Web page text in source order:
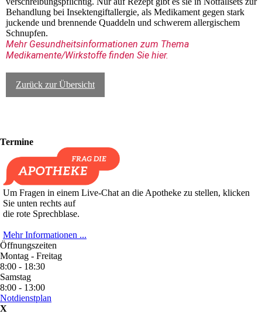
Zurück zur Übersicht
Behandlung bei Insektengiftallergie, als Medikament gegen stark
juckende und brennende Quaddeln und schwerem allergischem
Schnupfen.
Mehr Gesundheitsinformationen zum Thema
Medikamente/Wirkstoffe finden Sie hier.
Termine
Um Fragen in einem Live-Chat an die Apotheke zu stellen, klicken
Sie unten rechts auf
die rote Sprechblase.
Mehr Informationen ...
Öffnungszeiten
Montag - Freitag
8:00 - 18:30
Samstag
8:00 - 13:00
Notdienstplan
X